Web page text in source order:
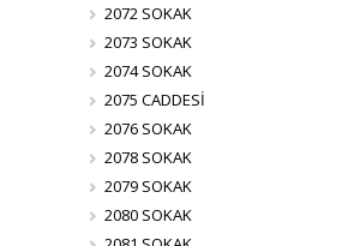
2072 SOKAK
2073 SOKAK
2074 SOKAK
2075 CADDESİ
2076 SOKAK
2078 SOKAK
2079 SOKAK
2080 SOKAK